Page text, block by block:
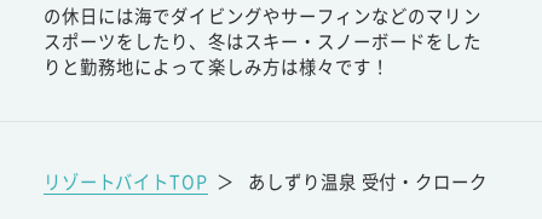
の休日には海でダイビングやサーフィンなどのマリン
スポーツをしたり、冬はスキー・スノーボードをした
りと勤務地によって楽しみ方は様々です！
リゾートバイトTOP ＞ あしずり温泉 受付・クローク